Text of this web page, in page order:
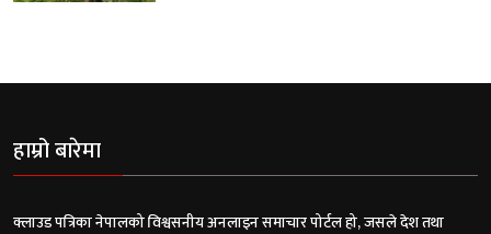
हाम्रो बारेमा
क्लाउड पत्रिका नेपालको विश्वसनीय अनलाइन समाचार पोर्टल हो, जसले देश तथा